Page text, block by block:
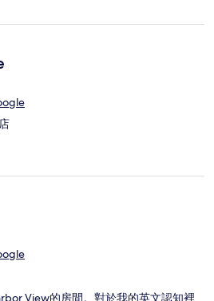
View的房間。對於我的英文認知裡